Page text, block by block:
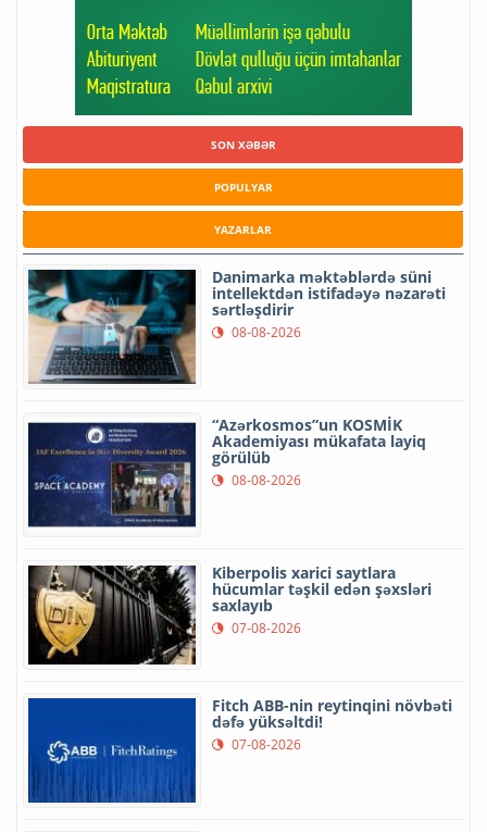
SON XƏBƏR
POPULYAR
YAZARLAR
Danimarka məktəblərdə süni
intellektdən istifadəyə nəzarəti
sərtləşdirir
08-08-2026
“Azərkosmos”un KOSMİK
Akademiyası mükafata layiq
görülüb
08-08-2026
Kiberpolis xarici saytlara
hücumlar təşkil edən şəxsləri
saxlayıb
07-08-2026
Fitch ABB-nin reytinqini növbəti
dəfə yüksəltdi!
07-08-2026